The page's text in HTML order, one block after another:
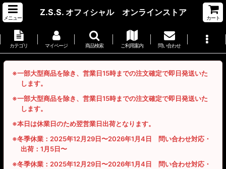
メニュー
Z.S.S. オフィシャル オンラインストア
カート
カテゴリ マイページ 商品検索 ご利用案内 問い合わせ
※一部大型商品を除き、営業日15時までの注文確定で即日発送いた
します。
※一部大型商品を除き、営業日15時までの注文確定で即日発送いた
します。
※本日は休業日のため翌営業日出荷となります。
※冬季休業：2025年12月29日〜2026年1月4日 問い合わせ対応・
出荷：1月5日〜
※冬季休業：2025年12月29日〜2026年1月4日 問い合わせ対応・